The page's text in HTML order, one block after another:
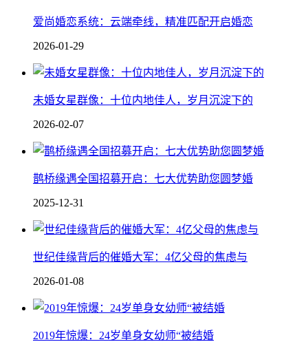
爱尚婚恋系统：云端牵线，精准匹配开启婚恋
2026-01-29
未婚女星群像：十位内地佳人，岁月沉淀下的
2026-02-07
鹊桥缘遇全国招募开启：七大优势助您圆梦婚
2025-12-31
世纪佳缘背后的催婚大军：4亿父母的焦虑与
2026-01-08
2019年惊爆：24岁单身女幼师“被结婚